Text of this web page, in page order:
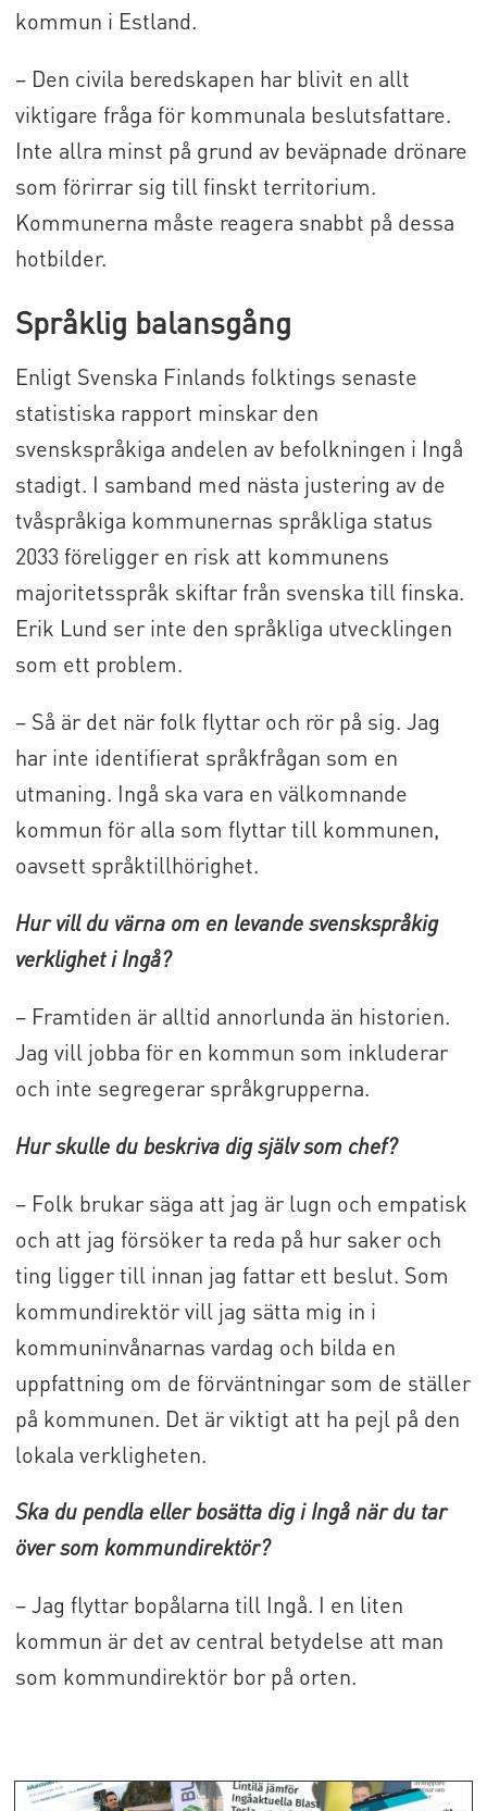
kommun i Estland.
– Den civila beredskapen har blivit en allt
viktigare fråga för kommunala beslutsfattare.
Inte allra minst på grund av beväpnade drönare
som förirrar sig till finskt territorium.
Kommunerna måste reagera snabbt på dessa
hotbilder.
Språklig balansgång
Enligt Svenska Finlands folktings senaste
statistiska rapport minskar den
svenskspråkiga andelen av befolkningen i Ingå
stadigt. I samband med nästa justering av de
tvåspråkiga kommunernas språkliga status
2033 föreligger en risk att kommunens
majoritetsspråk skiftar från svenska till finska.
Erik Lund ser inte den språkliga utvecklingen
som ett problem.
– Så är det när folk flyttar och rör på sig. Jag
har inte identifierat språkfrågan som en
utmaning. Ingå ska vara en välkomnande
kommun för alla som flyttar till kommunen,
oavsett språktillhörighet.
Hur vill du värna om en levande svenskspråkig
verklighet i Ingå?
– Framtiden är alltid annorlunda än historien.
Jag vill jobba för en kommun som inkluderar
och inte segregerar språkgrupperna.
Hur skulle du beskriva dig själv som chef?
– Folk brukar säga att jag är lugn och empatisk
och att jag försöker ta reda på hur saker och
ting ligger till innan jag fattar ett beslut. Som
kommundirektör vill jag sätta mig in i
kommuninvånarnas vardag och bilda en
uppfattning om de förväntningar som de ställer
på kommunen. Det är viktigt att ha pejl på den
lokala verkligheten.
Ska du pendla eller bosätta dig i Ingå när du tar
över som kommundirektör?
– Jag flyttar bopålarna till Ingå. I en liten
kommun är det av central betydelse att man
som kommundirektör bor på orten.